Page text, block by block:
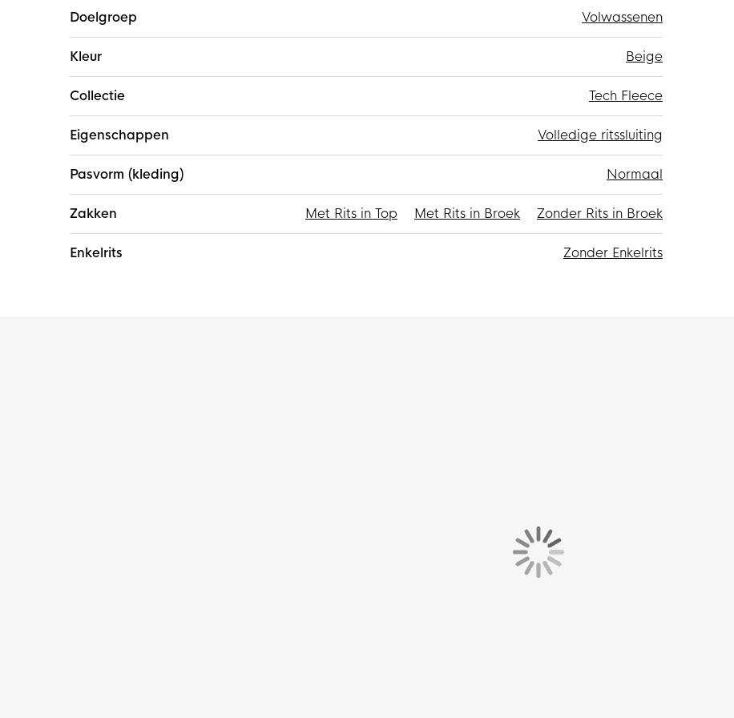
Doelgroep Volwassenen
Kleur Beige
Collectie Tech Fleece
Eigenschappen Volledige ritssluiting
Pasvorm (kleding) Normaal
Zakken Met Rits in Top Met Rits in Broek Zonder Rits in Broek
Enkelrits Zonder Enkelrits